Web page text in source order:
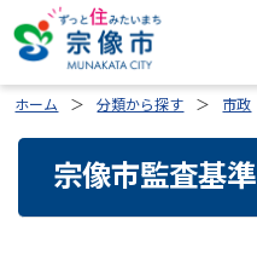
ホーム 分類から探す 市政
宗像市監査基準